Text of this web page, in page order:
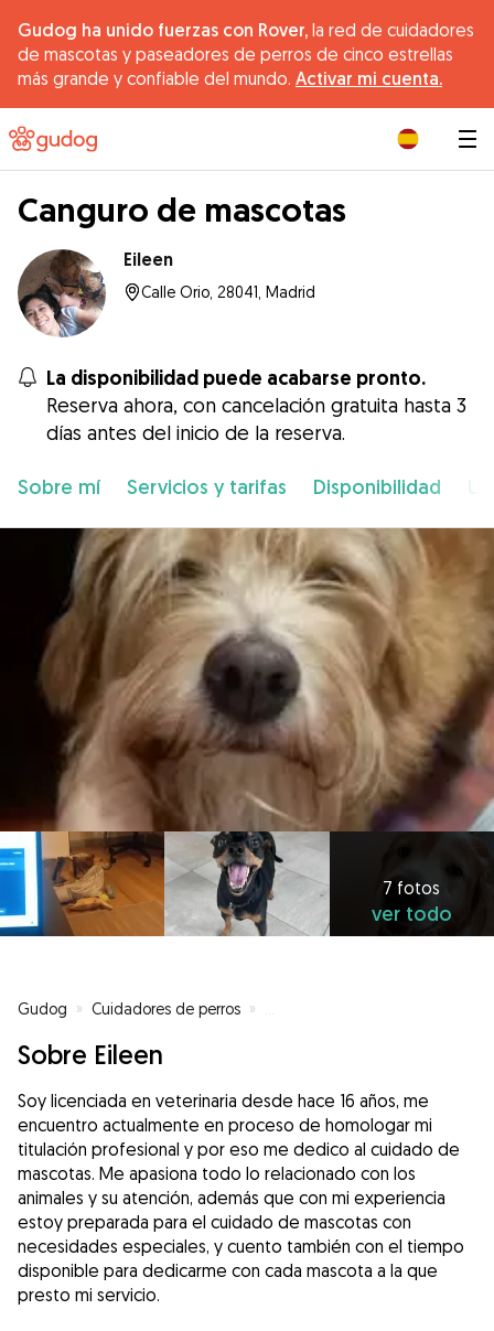
Gudog ha unido fuerzas con Rover, la red de cuidadores
de mascotas y paseadores de perros de cinco estrellas
más grande y confiable del mundo. Activar mi cuenta.
Canguro de mascotas
Eileen
Calle Orio, 28041, Madrid
La disponibilidad puede acabarse pronto.
Reserva ahora, con cancelación gratuita hasta 3
días antes del inicio de la reserva.
Sobre mí Servicios y tarifas Disponibilidad
7 fotos
ver todo
Gudog » Cuidadores de perros »
Sobre Eileen
Soy licenciada en veterinaria desde hace 16 años, me
encuentro actualmente en proceso de homologar mi
titulación profesional y por eso me dedico al cuidado de
mascotas. Me apasiona todo lo relacionado con los
animales y su atención, además que con mi experiencia
estoy preparada para el cuidado de mascotas con
necesidades especiales, y cuento también con el tiempo
disponible para dedicarme con cada mascota a la que
presto mi servicio.